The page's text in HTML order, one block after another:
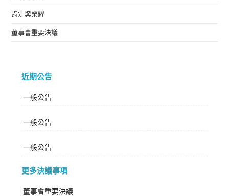
肯定與榮耀
董事會重要決議
近期公告
一般公告
一般公告
一般公告
更多決議事項
董事會重要決議